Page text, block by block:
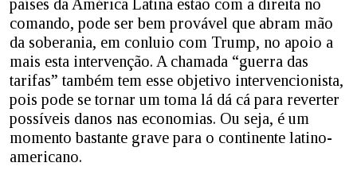
países da América Latina estão com a direita no
comando, pode ser bem provável que abram mão
da soberania, em conluio com Trump, no apoio a
mais esta intervenção. A chamada “guerra das
tarifas” também tem esse objetivo intervencionista,
pois pode se tornar um toma lá dá cá para reverter
possíveis danos nas economias. Ou seja, é um
momento bastante grave para o continente latino-
americano.